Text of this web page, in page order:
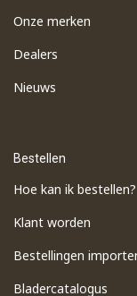
Onze merken
Dealers
Nieuws
Bestellen
Hoe kan ik bestellen?
Klant worden
Bestellingen
​Bladercatalogus